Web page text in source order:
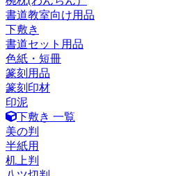
書道教室向け用品
下敷き
書道セット用品
色紙・短冊
篆刻用品
篆刻印材
印泥
下敷き 一覧
美の判
半紙用
机上判